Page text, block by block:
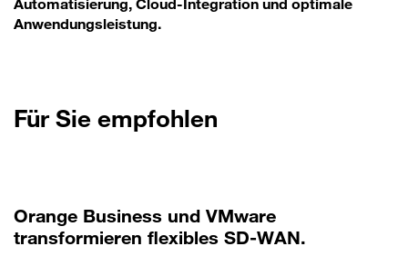
Anwendungsleistung.
Für Sie empfohlen
Orange Business und VMware
transformieren flexibles SD-WAN.